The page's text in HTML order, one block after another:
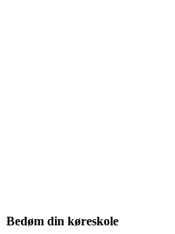
Bedøm din køreskole